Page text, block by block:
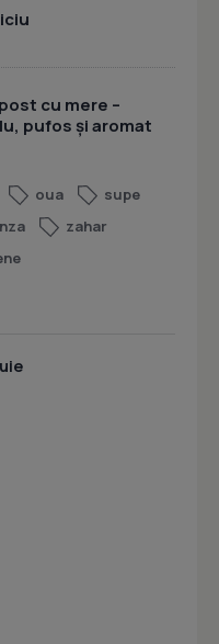
cu mere –
pufos și aromat
oua
supe
zahar